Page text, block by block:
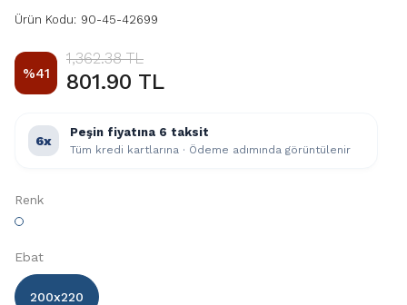
Ürün Kodu: 90-45-42699
%41
1,362.38 TL
801.90 TL
6x
Peşin fiyatına 6 taksit
Tüm kredi kartlarına · Ödeme adımında görüntülenir
Renk
Ebat
200x220